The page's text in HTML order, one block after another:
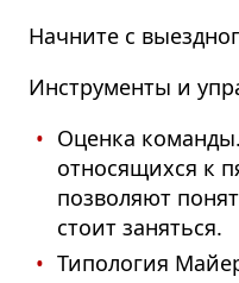
Начните с
Инструменты и
Оценка
относящихся к
позволяют
стоит заняться.
Типология